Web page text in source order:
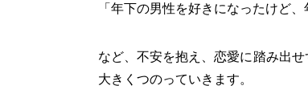
「年下の男性を好きになったけど
など、不安を抱え、恋愛に踏み出
大きくつのっていきます。